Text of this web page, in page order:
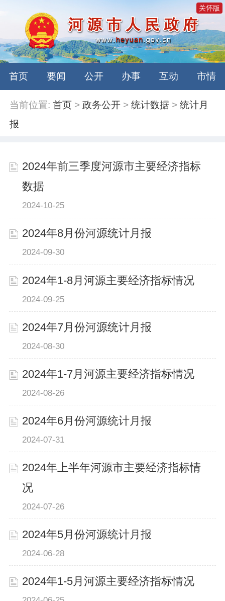
关怀版
首页 要闻 公开 办事 互动 市情
当前位置: 首页 >政务公开 >统计数据 >统计月
报
2024年前三季度河源市主要经济指标
数据
2024-10-25
2024年8月份河源统计月报
2024-09-30
2024年1-8月河源主要经济指标情况
2024-09-25
2024年7月份河源统计月报
2024-08-30
2024年1-7月河源主要经济指标情况
2024-08-26
2024年6月份河源统计月报
2024-07-31
2024年上半年河源市主要经济指标情
况
2024-07-26
2024年5月份河源统计月报
2024-06-28
2024年1-5月河源主要经济指标情况